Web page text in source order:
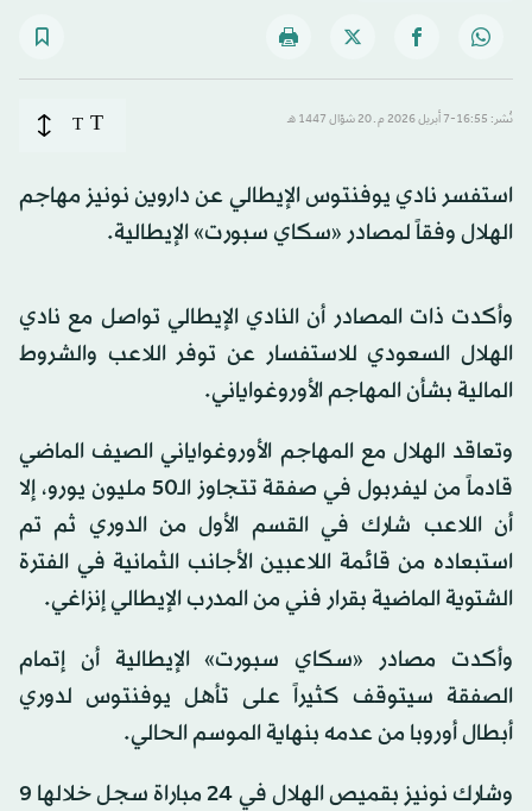
نُشر: 16:55-7 أبريل 2026 م ـ 20 شوّال 1447 هـ T
T
استفسر نادي يوفنتوس الإيطالي عن داروين نونيز مهاجم
الهلال وفقاً لمصادر «سكاي سبورت» الإيطالية.
وأكدت ذات المصادر أن النادي الإيطالي تواصل مع نادي
الهلال السعودي للاستفسار عن توفر اللاعب والشروط
المالية بشأن المهاجم الأوروغواياني.
وتعاقد الهلال مع المهاجم الأوروغواياني الصيف الماضي
قادماً من ليفربول في صفقة تتجاوز الـ50 مليون يورو، إلا
أن اللاعب شارك في القسم الأول من الدوري ثم تم
استبعاده من قائمة اللاعبين الأجانب الثمانية في الفترة
الشتوية الماضية بقرار فني من المدرب الإيطالي إنزاغي.
وأكدت مصادر «سكاي سبورت» الإيطالية أن إتمام
الصفقة سيتوقف كثيراً على تأهل يوفنتوس لدوري
أبطال أوروبا من عدمه بنهاية الموسم الحالي.
وشارك نونيز بقميص الهلال في 24 مباراة سجل خلالها 9